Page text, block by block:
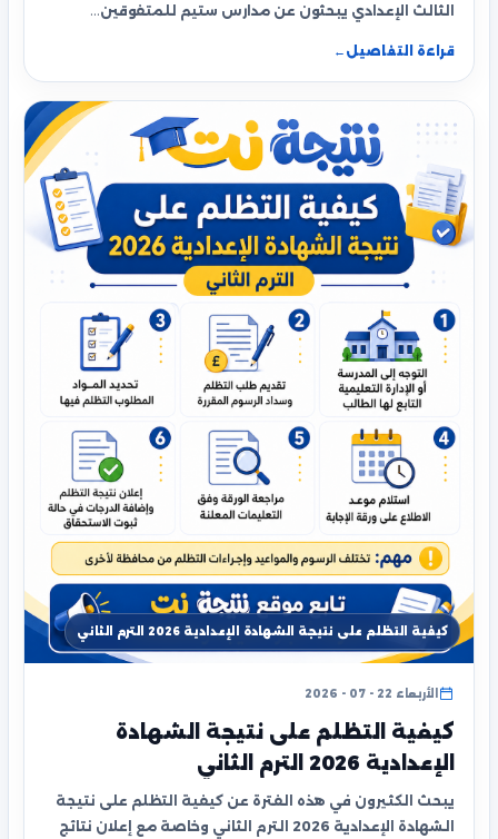
الثالث الإعدادي يبحثون عن مدارس ستيم للمتفوقين…
قراءة التفاصيل ←
كيفية التظلم على نتيجة الشهادة الإعدادية 2026 الترم الثاني
الأربعاء 22 - 07 - 2026
كيفية التظلم على نتيجة الشهادة
الإعدادية 2026 الترم الثاني
يبحث الكثيرون في هذه الفترة عن كيفية التظلم على نتيجة
الشهادة الإعدادية 2026 الترم الثاني وخاصة مع إعلان نتائج